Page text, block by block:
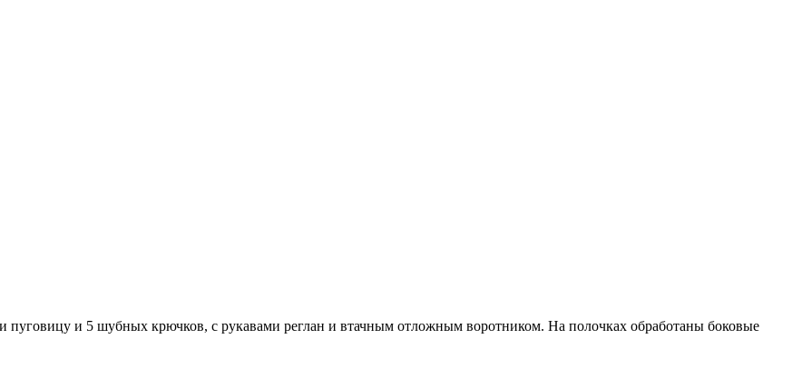
пуговицу и 5 шубных крючков, с рукавами реглан и втачным отложным воротником. На полочках обработаны боковые